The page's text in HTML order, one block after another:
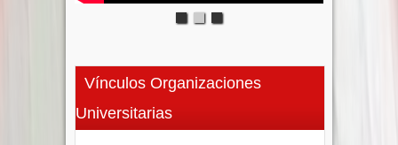
Vínculos Organizaciones
Universitarias